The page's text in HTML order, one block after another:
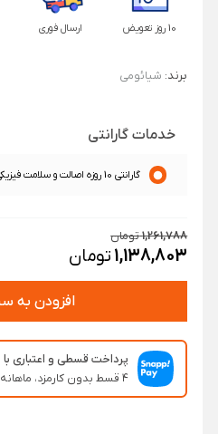
10 روز تعویض ارسال فوری
برند: شیائومی
خدمات گارانتی
گارانتی 10 روزه اصالت و سلامت فیزیکی کالا
1,261,788تومان
1,138,803تومان
افزودن به
پرداخت قسطی و اعتباری
۴ قسط بدون کارمزد، ماهانه ۲۸۴٬۷۰۱ تومان